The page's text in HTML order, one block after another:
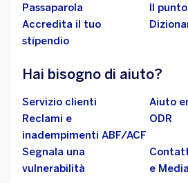
Passaparola
Il
Accredita il tuo
stipendio
Hai bisogno di aiuto?
Servizio clienti
Aiuto
Reclami e
inadempimenti ABF/ACF
ODR
Segnala una
vulnerabilità
e Media